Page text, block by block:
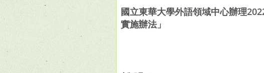
國立東華大學外語領域中心辦理
實施辦法」